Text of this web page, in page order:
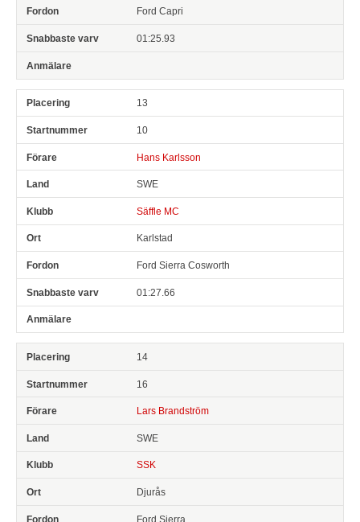
Ford Capri
01:25.93
13
10
Hans Karlsson
SWE
Säffle MC
Karlstad
Ford Sierra Cosworth
01:27.66
14
16
Lars Brandström
SWE
SSK
Djurås
Ford Sierra